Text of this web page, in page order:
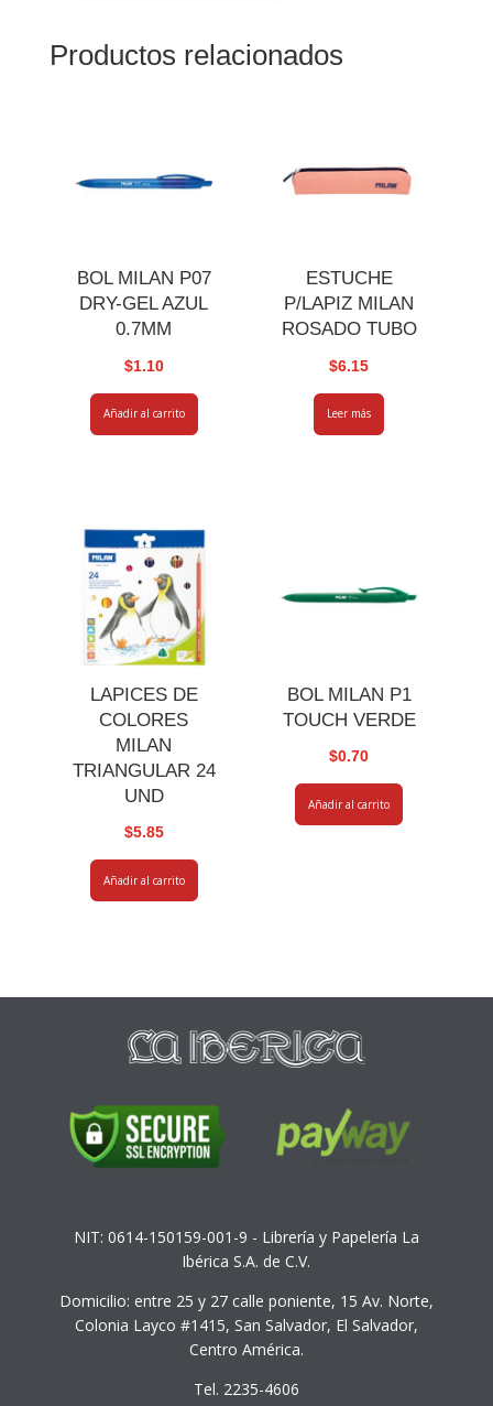
ROJO
Productos relacionados
BOL MILAN P07
DRY-GEL AZUL
0.7MM
$1.10
Añadir al carrito
ESTUCHE
P/LAPIZ MILAN
ROSADO TUBO
$6.15
Leer más
LAPICES DE
COLORES
MILAN
TRIANGULAR 24
UND
$5.85
Añadir al carrito
BOL MILAN P1
TOUCH VERDE
$0.70
Añadir al carrito
NIT: 0614-150159-001-9 - Librería y Papelería La
Ibérica S.A. de C.V.
Domicilio: entre 25 y 27 calle poniente, 15 Av. Norte,
Colonia Layco #1415, San Salvador, El Salvador,
Centro América.
Tel. 2235-4606